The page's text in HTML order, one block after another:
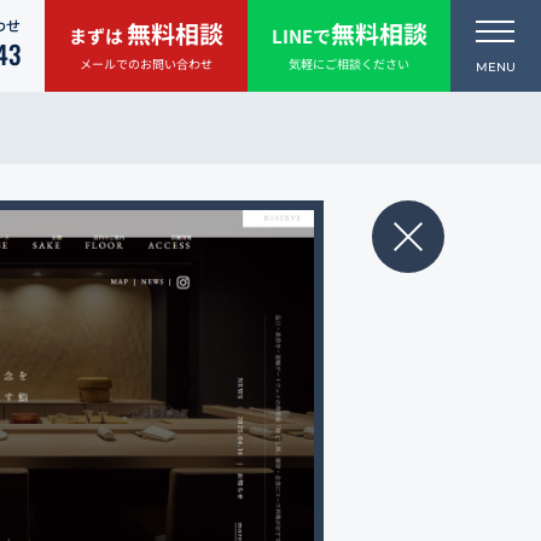
せ まずは無料相談
メールでのお問い合わせ
LINEで無料相談
気軽にご相談ください